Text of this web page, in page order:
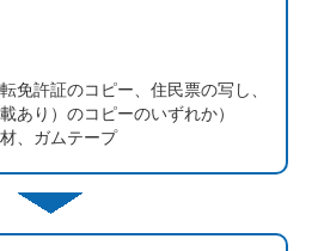
免許証のコピー、住民票の写し、
あり）のコピーのいずれか）
、ガムテープ